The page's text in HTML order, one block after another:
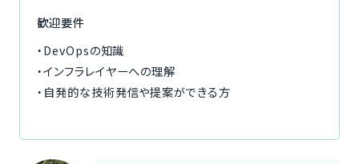
歓迎要件
・DevOpsの知識
・インフラレイヤーへの理解
・自発的な技術発信や提案ができる方